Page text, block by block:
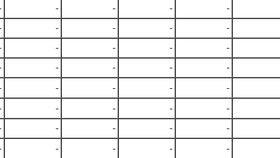
- - -
-
- - -
-
- - -
-
- - -
-
- - -
-
- - -
-
- - -
-
- - -
-